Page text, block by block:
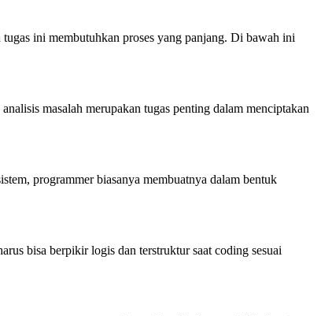
ini membutuhkan proses yang panjang. Di bawah ini
masalah merupakan tugas penting dalam menciptakan
programmer biasanya membuatnya dalam bentuk
bisa berpikir logis dan terstruktur saat coding sesuai